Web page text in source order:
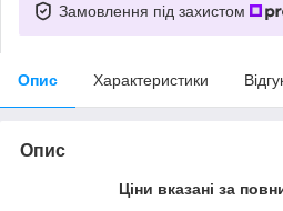
Замовлення під захистом
Опис Характеристики
Опис
Ціни вказані за